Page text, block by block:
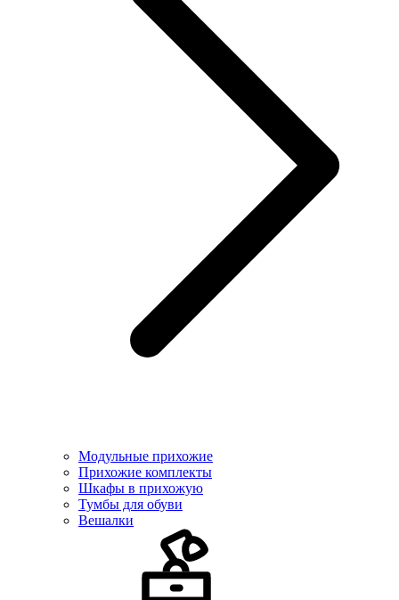
Модульные прихожие
Прихожие комплекты
Шкафы в прихожую
Тумбы для обуви
Вешалки